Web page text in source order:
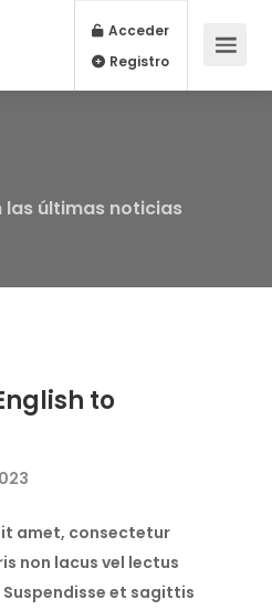
Acceder
Registro
las últimas noticias
to
amet, consectetur
non lacus vel lectus
et sagittis